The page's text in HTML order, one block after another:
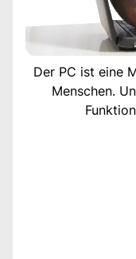
Der PC ist eine
Menschen.